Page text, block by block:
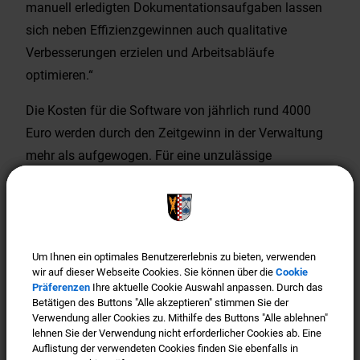
Wartezeiten ade:
Wartezeiten ade: Termin vereinbaren (siehe Button im
manuell erledigten Dokumentationsaufgaben lassen
sich neben Effizienzgewinnen auch qualitative
Verbesserungen erzielen und Arbeitsabläufe
optimieren.“
Die Kosten für die Software von jährlich rund 4000
Euro werden durch den Zeitgewinn in der Verwaltung
mehr als aufgewogen. Für eine unzulässige
nicht eingesetzt werden, da Aufgaben nicht an
Einzelne, sondern an Teams vergeben werden.
Um Ihnen ein optimales Benutzererlebnis zu bieten, verwenden
wir auf dieser Webseite Cookies. Sie können über die Cookie
Präferenzen Ihre aktuelle Cookie Auswahl anpassen. Durch das
Betätigen des Buttons "Alle akzeptieren" stimmen Sie der
Verwendung aller Cookies zu. Mithilfe des Buttons "Alle ablehnen"
lehnen Sie der Verwendung nicht erforderlicher Cookies ab. Eine
Auflistung der verwendeten Cookies finden Sie ebenfalls in
Um Ihnen ein optimales Benutzererlebnis zu bieten, verwenden
wir auf dieser Webseite Cookies. Sie können über die Cookie
Präferenzen Ihre aktuelle Cookie Auswahl anpassen. Durch das
Betätigen des Buttons "Alle akzeptieren" stimmen Sie der
Verwendung aller Cookies zu. Mithilfe des Buttons "Alle ablehnen"
lehnen Sie der Verwendung nicht erforderlicher Cookies ab. Eine
Auflistung der verwendeten Cookies finden Sie ebenfalls in